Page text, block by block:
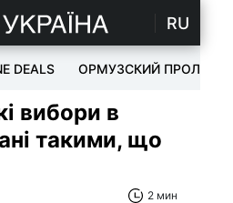
RU
DEALS ОРМУЗСКИЙ ПРОЛИВ
вибори в
такими, що
2 мин